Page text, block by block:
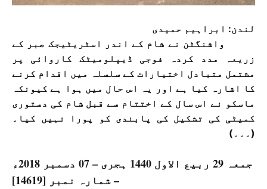
لندن: ابراہیم حمیدی
واشنگٹن نے شام کے اندر اسٹریٹیجک صبر کے
زریعہ مدد کردہ فوجی ڈیپلومیٹک کاروائی پر
مشتمل متبادل اختیارات کے سلسلہ میں اقدام کرنے
کا اشارہ کیا ہے اور یہ اس حال میں ہوا ہے کیونکہ
ماسکو نے اس سال کے اختتام سے قبل شام کی دستوری
کمیٹی کی تشکیل کی پابندی کو پورا نہیں کیا۔
(۔۔۔)
جمعہ 29 ربیع الاول 1440 ہجری – 07 دسمبر 2018ء
– شمارہ نمبر [14619]